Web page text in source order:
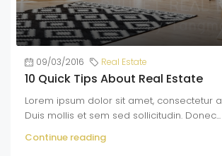
09/03/2016 Real Estate
10 Quick Tips About Real Estate
Lorem ipsum dolor sit amet, consectetur
Duis mollis et sem sed sollicitudin. Donec...
Continue reading